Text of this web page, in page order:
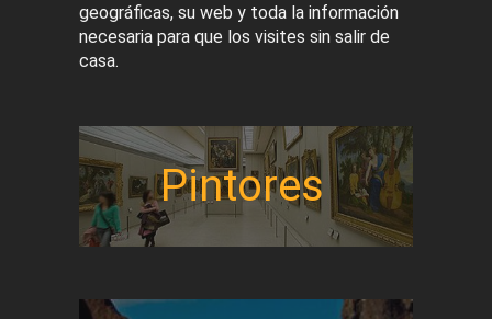
geográficas, su web y toda la información
necesaria para que los visites sin salir de
casa.
Pintores